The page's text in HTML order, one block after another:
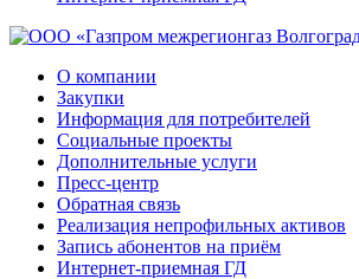
О компании
Закупки
Информация для потребителей
Социальные проекты
Дополнительные услуги
Пресс-центр
Обратная связь
Реализация непрофильных активов
Запись абонентов на приём
Интернет-приемная ГД